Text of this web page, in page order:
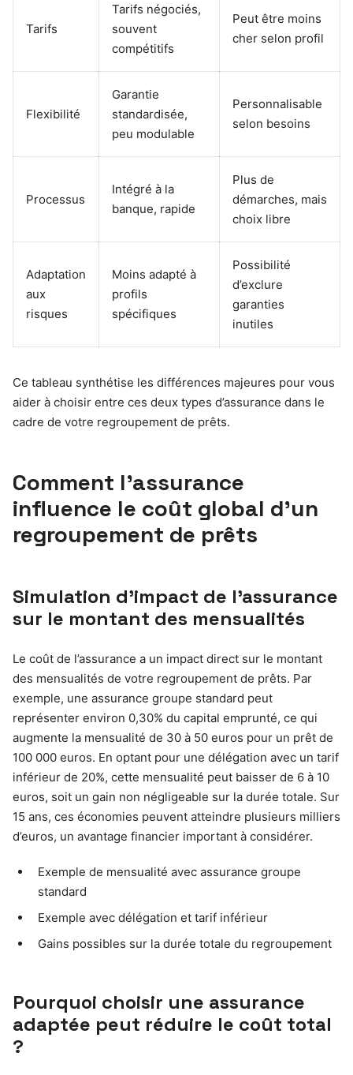
Tarifs
Tarifs négociés,
souvent
compétitifs
Peut être moins
cher selon profil
Flexibilité
Garantie
standardisée,
peu modulable
Personnalisable
selon besoins
Processus
Intégré à la
banque, rapide
Plus de
démarches, mais
choix libre
Adaptation
aux
risques
Moins adapté à
profils
spécifiques
Possibilité
d’exclure
garanties
inutiles
Ce tableau synthétise les différences majeures pour vous
aider à choisir entre ces deux types d’assurance dans le
cadre de votre regroupement de prêts.
Comment l’assurance
influence le coût global d’un
regroupement de prêts
Simulation d’impact de l’assurance
sur le montant des mensualités
Le coût de l’assurance a un impact direct sur le montant
des mensualités de votre regroupement de prêts. Par
exemple, une assurance groupe standard peut
représenter environ 0,30% du capital emprunté, ce qui
augmente la mensualité de 30 à 50 euros pour un prêt de
100 000 euros. En optant pour une délégation avec un tarif
inférieur de 20%, cette mensualité peut baisser de 6 à 10
euros, soit un gain non négligeable sur la durée totale. Sur
15 ans, ces économies peuvent atteindre plusieurs milliers
d’euros, un avantage financier important à considérer.
Exemple de mensualité avec assurance groupe
standard
Exemple avec délégation et tarif inférieur
Gains possibles sur la durée totale du regroupement
Pourquoi choisir une assurance
adaptée peut réduire le coût total
?